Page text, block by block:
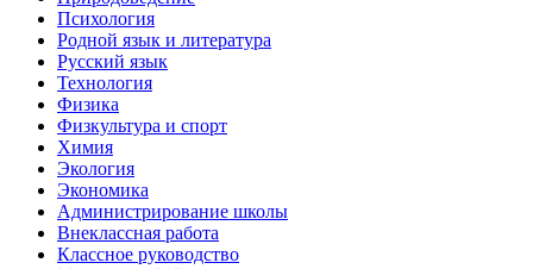
Психология
Родной язык и литература
Русский язык
Технология
Физика
Физкультура и спорт
Химия
Экология
Экономика
Администрирование школы
Внеклассная работа
Классное руководство